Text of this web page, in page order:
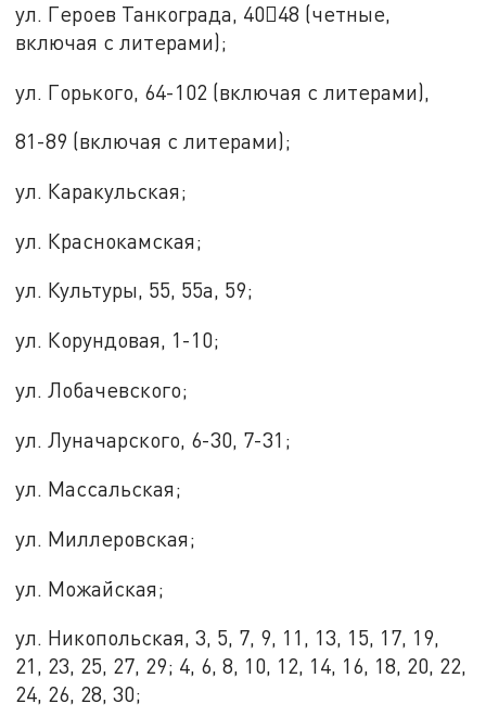
ул. Героев Танкограда, 4048 (четные,
включая с литерами);
ул. Горького, 64-102 (включая с литерами),
81-89 (включая с литерами);
ул. Каракульская;
ул. Краснокамская;
ул. Культуры, 55, 55а, 59;
ул. Корундовая, 1-10;
ул. Лобачевского;
ул. Луначарского, 6-30, 7-31;
ул. Массальская;
ул. Миллеровская;
ул. Можайская;
ул. Никопольская, 3, 5, 7, 9, 11, 13, 15, 17, 19,
21, 23, 25, 27, 29; 4, 6, 8, 10, 12, 14, 16, 18, 20, 22,
24, 26, 28, 30;